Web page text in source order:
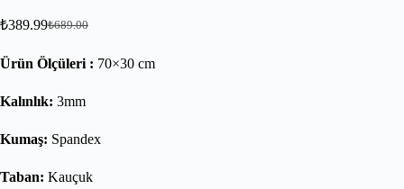
₺689.00
₺389.99
Ürün Ölçüleri : 70×30 cm
Kalınlık: 3mm
Kumaş: Spandex
Taban: Kauçuk